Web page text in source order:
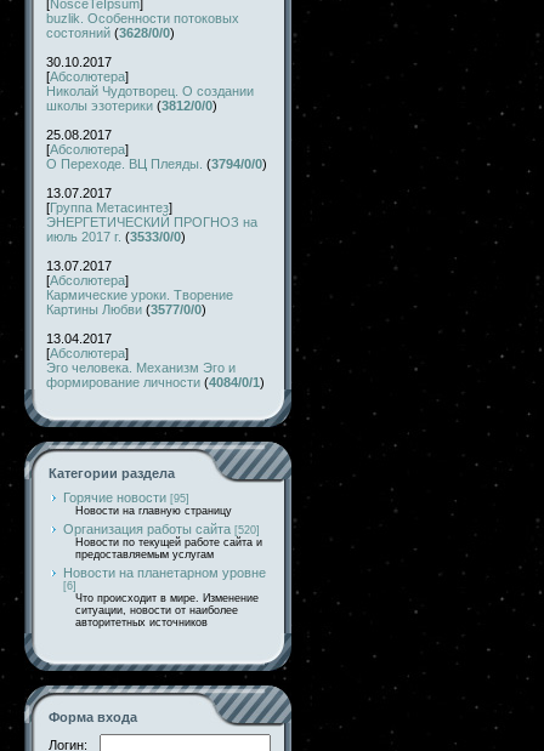
[NosceTeIpsum]
buzlik. Особенности потоковых
состояний (3628/0/0)
30.10.2017
[Абсолютера]
Николай Чудотворец. О создании
школы эзотерики (3812/0/0)
25.08.2017
[Абсолютера]
О Переходе. ВЦ Плеяды. (3794/0/0)
13.07.2017
[Группа Метасинтез]
ЭНЕРГЕТИЧЕСКИЙ ПРОГНОЗ на
июль 2017 г. (3533/0/0)
13.07.2017
[Абсолютера]
Кармические уроки. Творение
Картины Любви (3577/0/0)
13.04.2017
[Абсолютера]
Эго человека. Механизм Эго и
формирование личности (4084/0/1)
Категории раздела
Горячие новости [95]
Новости на главную страницу
Организация работы сайта [520]
Новости по текущей работе сайта и
предоставляемым услугам
Новости на планетарном уровне
[6]
Что происходит в мире. Изменение
ситуации, новости от наиболее
авторитетных источников
Форма входа
Логин: